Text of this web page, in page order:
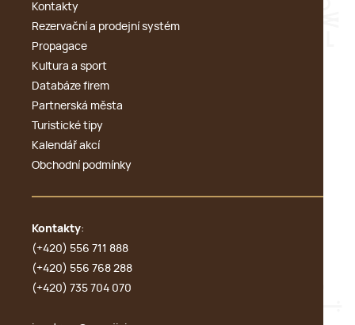
Kontakty
Rezervační a prodejní systém
Propagace
Kultura a sport
Databáze firem
Partnerská města
Turistické tipy
Kalendář akcí
Obchodní podmínky
Kontakty:
(+420) 556 711 888
(+420) 556 768 288
(+420) 735 704 070